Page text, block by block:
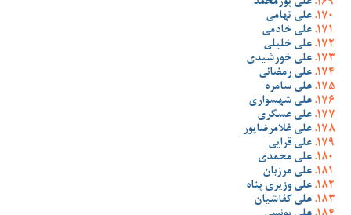
علی پورمحمد
علی تهامی
علی خادمی
علی خلیلی
علی خورشیدی
علی رمضانی
علی سامره
علی شهسواری
علی عسگری
علی غلامرضاپور
علی قرایی
علی محمدی
علی مرزبان
علی وزیری پناه
علی کفاشیان